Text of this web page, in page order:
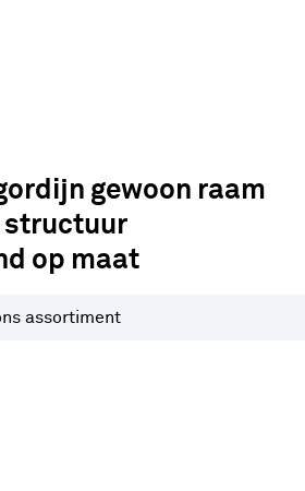
gewoon raam
structuur
op maat
assortiment